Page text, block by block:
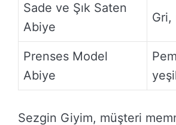
Sade ve Şık Saten
Abiye
Gri,
Prenses Model
Abiye
Sezgin Giyim, müşteri